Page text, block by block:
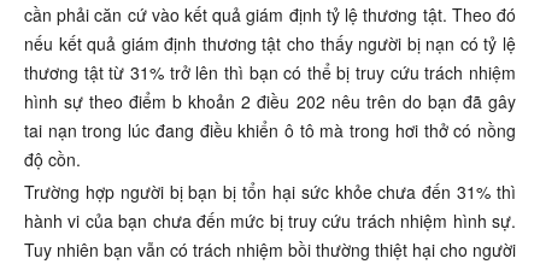
cần phải căn cứ vào kết quả giám định tỷ lệ thương tật. Theo đó
nếu kết quả giám định thương tật cho thấy người bị nạn có tỷ lệ
thương tật từ 31% trở lên thì bạn có thể bị truy cứu trách nhiệm
hình sự theo điểm b khoản 2 điều 202 nêu trên do bạn đã gây
tai nạn trong lúc đang điều khiển ô tô mà trong hơi thở có nồng
độ cồn.
Trường hợp người bị bạn bị tổn hại sức khỏe chưa đến 31% thì
hành vi của bạn chưa đến mức bị truy cứu trách nhiệm hình sự.
Tuy nhiên bạn vẫn có trách nhiệm bồi thường thiệt hại cho người